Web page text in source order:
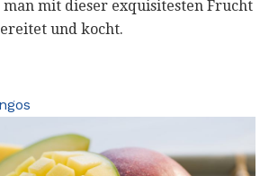
mit dieser exquisitesten Frucht
und kocht.